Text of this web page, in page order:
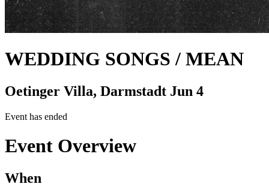
WEDDING SONGS / MEAN
Oetinger Villa, Darmstadt Jun 4
Event has ended
Event Overview
When